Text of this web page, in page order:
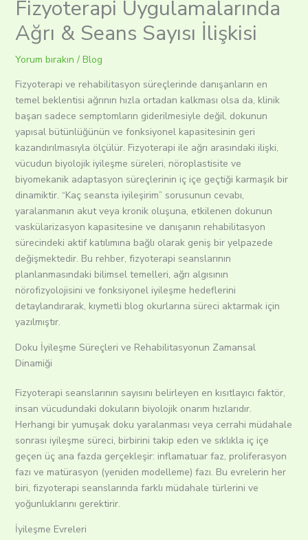
Fizyoterapi Uygulamalarında
Ağrı & Seans Sayısı İlişkisi
Yorum bırakın / Blog
Fizyoterapi ve rehabilitasyon süreçlerinde danışanların en
temel beklentisi ağrının hızla ortadan kalkması olsa da, klinik
başarı sadece semptomların giderilmesiyle değil, dokunun
yapısal bütünlüğünün ve fonksiyonel kapasitesinin geri
kazandırılmasıyla ölçülür. Fizyoterapi ile ağrı arasındaki ilişki,
vücudun biyolojik iyileşme süreleri, nöroplastisite ve
biyomekanik adaptasyon süreçlerinin iç içe geçtiği karmaşık bir
dinamiktir. “Kaç seansta iyileşirim” sorusunun cevabı,
yaralanmanın akut veya kronik oluşuna, etkilenen dokunun
vaskülarizasyon kapasitesine ve danışanın rehabilitasyon
sürecindeki aktif katılımına bağlı olarak geniş bir yelpazede
değişmektedir. Bu rehber, fizyoterapi seanslarının
planlanmasındaki bilimsel temelleri, ağrı algısının
nörofizyolojisini ve fonksiyonel iyileşme hedeflerini
detaylandırarak, kıymetli blog okurlarına süreci aktarmak için
yazılmıştır.
Doku İyileşme Süreçleri ve Rehabilitasyonun Zamansal
Dinamiği
Fizyoterapi seanslarının sayısını belirleyen en kısıtlayıcı faktör,
insan vücudundaki dokuların biyolojik onarım hızlarıdır.
Herhangi bir yumuşak doku yaralanması veya cerrahi müdahale
sonrası iyileşme süreci, birbirini takip eden ve sıklıkla iç içe
geçen üç ana fazda gerçekleşir: inflamatuar faz, proliferasyon
fazı ve matürasyon (yeniden modelleme) fazı. Bu evrelerin her
biri, fizyoterapi seanslarında farklı müdahale türlerini ve
yoğunluklarını gerektirir.
İyileşme Evreleri